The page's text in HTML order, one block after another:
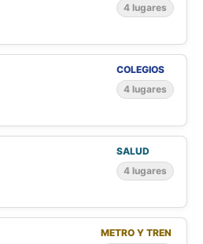
4 lugares
COLEGIOS
4 lugares
SALUD
4 lugares
METRO Y TREN